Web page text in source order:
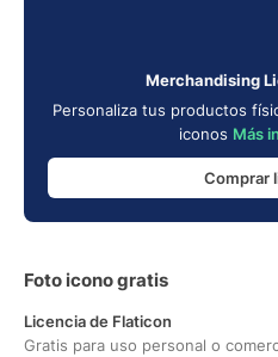
Merchandising
Personaliza tus productos
iconos Más
Comprar
Foto icono gratis
Licencia de Flaticon
Gratis para uso personal o